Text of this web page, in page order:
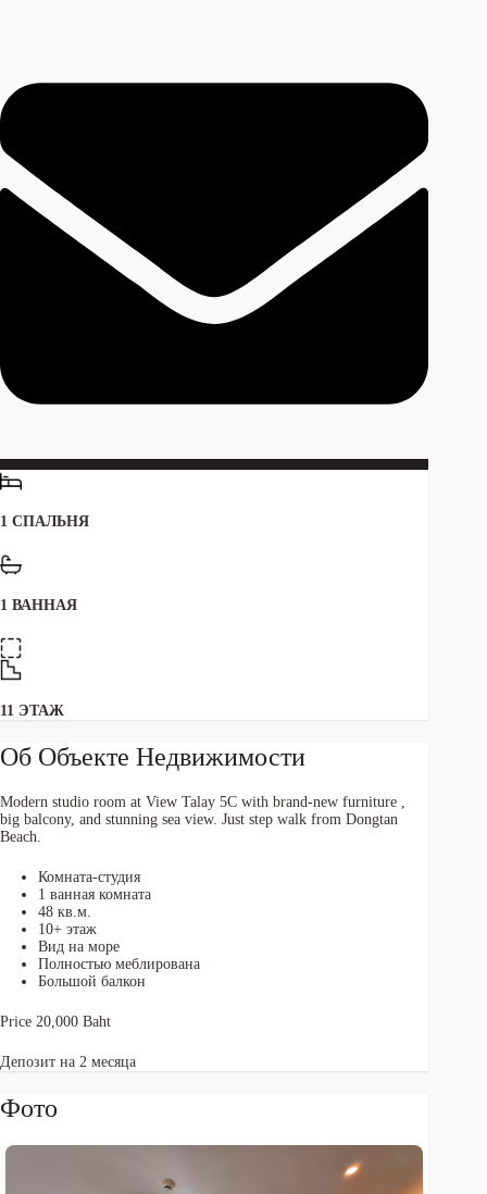
1 СПАЛЬНЯ
1 ВАННАЯ
11 ЭТАЖ
Об Объекте Недвижимости
Modern studio room at View Talay 5C with brand-new furniture ,
big balcony, and stunning sea view. Just step walk from Dongtan
Beach.
Комната-студия
1 ванная комната
48 кв.м.
10+ этаж
Вид на море
Полностью меблирована
Большой балкон
Price 20,000 Baht
Депозит на 2 месяца
Фото